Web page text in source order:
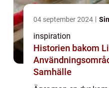
04 september 2024
inspiration
Historien bakom
Samhälle